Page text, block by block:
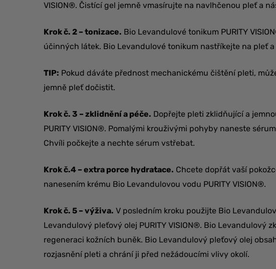
VISION®. Čistící gel jemně vmasírujte na navlhčenou pleť a
Krok č. 2 – tonizace. Bio Levandulové tonikum PURITY
účinných látek. Bio Levandulové tonikum nastříkejte na pleť
TIP: Pokud dáváte přednost mechanickému čištění pleti,
jemně pleť dočistit.
Krok č. 3 – zklidnění a péče. Dopřejte pleti zklidňující a
PURITY VISION®. Pomalými krouživými pohyby naneste
Chvíli počkejte a nechte sérum vstřebat.
Krok č.4 – extra porce hydratace. Chcete dopřát vaší
nanesením krému Bio Levandulovou vodu PURITY VISION®.
Krok č. 5 – výživa. V posledním kroku použijte Bio
Levandulový pleťový olej PURITY VISION®. Bio Levandulový
regeneraci kožních buněk. Bio Levandulový pleťový olej
rozjasnění pleti a chrání ji před nežádoucími vlivy okolí.